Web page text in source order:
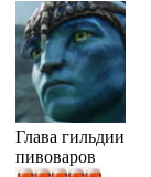
Глава гильдии
пивоваров